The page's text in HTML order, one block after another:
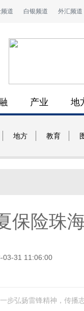
道 白银频道 外汇频道
产业 地
地方 教育
保险珠
03-31 11:06:00
步弘扬雷锋精神，传播